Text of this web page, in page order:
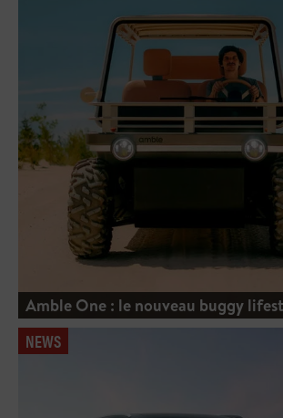
Amble One : le nouveau buggy
NEWS